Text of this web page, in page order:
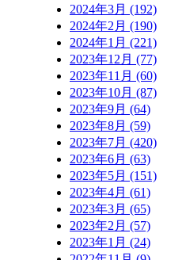
2024年3月 (192)
2024年2月 (190)
2024年1月 (221)
2023年12月 (77)
2023年11月 (60)
2023年10月 (87)
2023年9月 (64)
2023年8月 (59)
2023年7月 (420)
2023年6月 (63)
2023年5月 (151)
2023年4月 (61)
2023年3月 (65)
2023年2月 (57)
2023年1月 (24)